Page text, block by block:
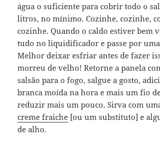
água o suficiente para cobrir todo o
litros, no mínimo. Cozinhe, cozinhe,
cozinhe. Quando o caldo estiver bem
tudo no liquidificador e passe por
Melhor deixar esfriar antes de fazer
morreu de velho! Retorne a panela
salsão para o fogo, salgue a gosto,
branca moída na hora e mais um fio
reduzir mais um pouco. Sirva com
creme fraiche [ou um substituto] e
de alho.